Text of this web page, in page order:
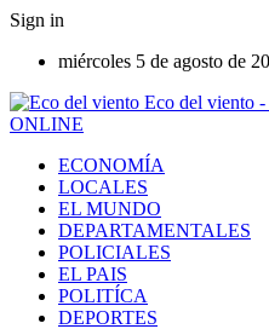
Sign in
miércoles 5 de agosto de
Eco del viento
ONLINE
ECONOMÍA
LOCALES
EL MUNDO
DEPARTAMENTALES
POLICIALES
EL PAIS
POLITÍCA
DEPORTES